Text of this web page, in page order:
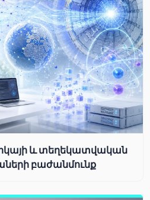
և տեղեկատվական
բաժանմունք